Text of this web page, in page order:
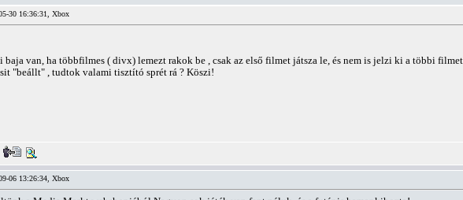
30 16:36:31, Xbox
van, ha többfilmes ( divx) lemezt rakok be , csak az első filmet játsza le, és nem is jelzi ki a többi
"beállt" , tudtok valami tisztító sprét rá ? Köszi!
06 13:26:34, Xbox